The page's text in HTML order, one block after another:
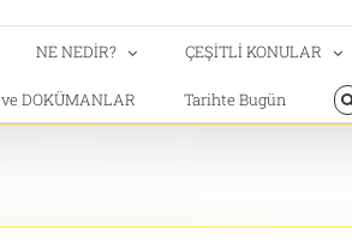
NE NEDİR? ÇEŞİTLİ KONULAR
DOKÜMANLAR Tarihte Bugün